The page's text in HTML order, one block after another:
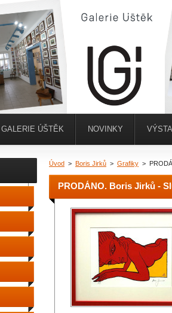
Úvod > Boris Jirků > Grafiky >
PRODÁNO. Boris Jirků -
GALERIE ÚŠTĚK NOVINKY